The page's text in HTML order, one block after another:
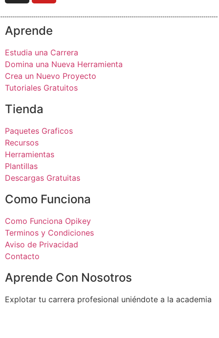
Aprende
Estudia una Carrera
Domina una Nueva Herramienta
Crea un Nuevo Proyecto
Tutoriales Gratuitos
Tienda
Paquetes Graficos
Recursos
Herramientas
Plantillas
Descargas Gratuitas
Como Funciona
Como Funciona Opikey
Terminos y Condiciones
Aviso de Privacidad
Contacto
Aprende Con Nosotros
Explotar tu carrera profesional uniéndote a la academia